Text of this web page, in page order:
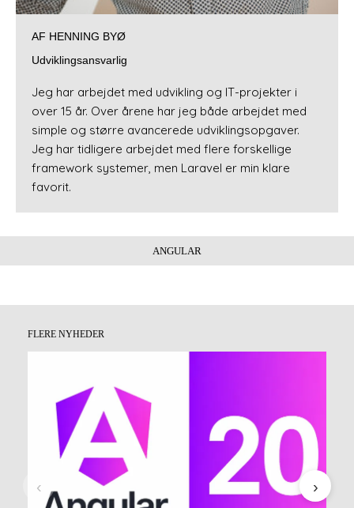
AF HENNING BYØ
Udviklingsansvarlig
Jeg har arbejdet med udvikling og IT-projekter i
over 15 år. Over årene har jeg både arbejdet med
simple og større avancerede udviklingsopgaver.
Jeg har tidligere arbejdet med flere forskellige
framework systemer, men Laravel er min klare
favorit.
ANGULAR
FLERE NYHEDER
‹ ›